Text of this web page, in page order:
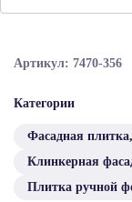
Артикул: 7470-356
Категории
Фасадная
Клинкерная
Плитка ручной